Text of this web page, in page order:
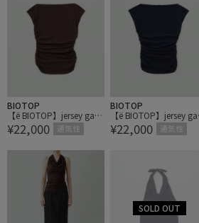
BIOTOP
【ё BIOTOP】jersey gath
er top
¥22,000 通気性
BIOTOP
【ё BIOTOP】jersey
er top
¥22,000 通気性